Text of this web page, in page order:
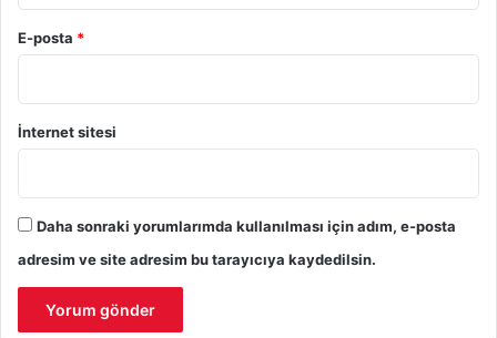
E-posta *
İnternet sitesi
Daha sonraki yorumlarımda kullanılması için adım, e-posta
adresim ve site adresim bu tarayıcıya kaydedilsin.